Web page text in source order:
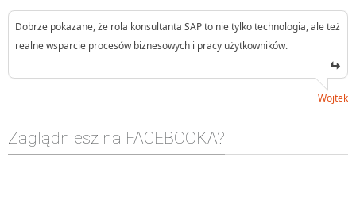
Dobrze pokazane, że rola konsultanta SAP to nie tylko technologia, ale też
realne wsparcie procesów biznesowych i pracy użytkowników.
Wojtek
Zaglądniesz na FACEBOOKA?